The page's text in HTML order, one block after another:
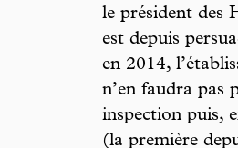
le président des
est depuis
en 2014,
n’en faudra pas
inspection puis,
(la première